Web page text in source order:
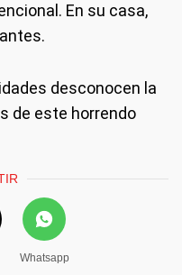
En su casa,
desconocen la
de este horrendo
Whatsapp